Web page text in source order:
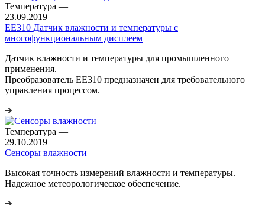
Температура —
23.09.2019
EE310 Датчик влажности и температуры с
многофункциональным дисплеем
Датчик влажности и температуры для промышленного
применения.
Преобразователь EE310 предназначен для требовательного
управления процессом.
Температура —
29.10.2019
Сенсоры влажности
Высокая точность измерений влажности и температуры.
Надежное метеорологическое обеспечение.